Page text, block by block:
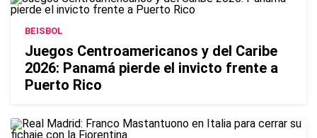
BEISBOL
Juegos Centroamericanos y del Caribe
2026: Panamá pierde el invicto frente a
Puerto Rico